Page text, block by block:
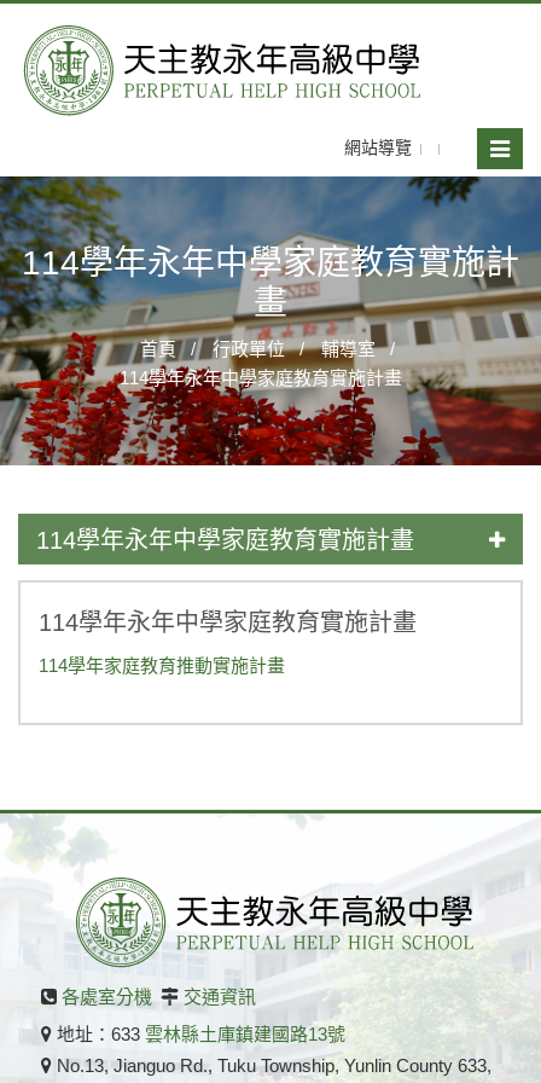
網站導覽
Toggle
114學年永年中學家庭教育實施計
畫
首頁 行政單位
輔導室
114學年永年中學家庭教育實施計畫
114學年永年中學家庭教育實施計畫
114學年永年中學家庭教育實施計畫
114學年家庭教育推動實施計畫
各處室分機
交通資訊
地址：633 雲林縣土庫鎮建國路13號
No.13, Jianguo Rd., Tuku Township, Yunlin County 633,